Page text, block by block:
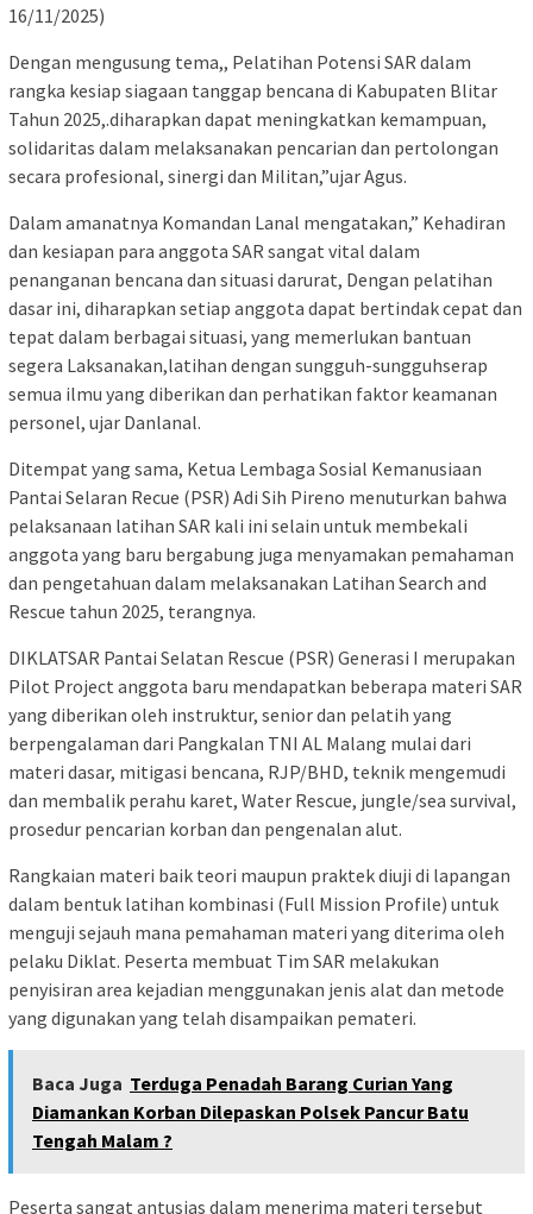
16/11/2025)
Dengan mengusung tema,, Pelatihan Potensi SAR dalam
rangka kesiap siagaan tanggap bencana di Kabupaten Blitar
Tahun 2025,.diharapkan dapat meningkatkan kemampuan,
solidaritas dalam melaksanakan pencarian dan pertolongan
secara profesional, sinergi dan Militan,”ujar Agus.
Dalam amanatnya Komandan Lanal mengatakan,” Kehadiran
dan kesiapan para anggota SAR sangat vital dalam
penanganan bencana dan situasi darurat, Dengan pelatihan
dasar ini, diharapkan setiap anggota dapat bertindak cepat dan
tepat dalam berbagai situasi, yang memerlukan bantuan
segera Laksanakan,latihan dengan sungguh-sungguhserap
semua ilmu yang diberikan dan perhatikan faktor keamanan
personel, ujar Danlanal.
Ditempat yang sama, Ketua Lembaga Sosial Kemanusiaan
Pantai Selaran Recue (PSR) Adi Sih Pireno menuturkan bahwa
pelaksanaan latihan SAR kali ini selain untuk membekali
anggota yang baru bergabung juga menyamakan pemahaman
dan pengetahuan dalam melaksanakan Latihan Search and
Rescue tahun 2025, terangnya.
DIKLATSAR Pantai Selatan Rescue (PSR) Generasi I merupakan
Pilot Project anggota baru mendapatkan beberapa materi SAR
yang diberikan oleh instruktur, senior dan pelatih yang
berpengalaman dari Pangkalan TNI AL Malang mulai dari
materi dasar, mitigasi bencana, RJP/BHD, teknik mengemudi
dan membalik perahu karet, Water Rescue, jungle/sea survival,
prosedur pencarian korban dan pengenalan alut.
Rangkaian materi baik teori maupun praktek diuji di lapangan
dalam bentuk latihan kombinasi (Full Mission Profile) untuk
menguji sejauh mana pemahaman materi yang diterima oleh
pelaku Diklat. Peserta membuat Tim SAR melakukan
penyisiran area kejadian menggunakan jenis alat dan metode
yang digunakan yang telah disampaikan pemateri.
Baca Juga Terduga Penadah Barang Curian Yang
Diamankan Korban Dilepaskan Polsek Pancur Batu
Tengah Malam ?
Peserta sangat antusias dalam menerima materi tersebut